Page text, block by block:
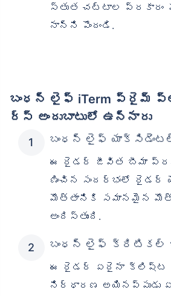
స్తుత చట్టాల ప్రకారం
నాన్ని పొందండి.
బంధన్ లైఫ్ iTerm ప్రైమ్ ప్లాన్ కింద రైడ
ర్స్ అందుబాటులో ఉన్నారు
బంధన్ లైఫ్
ఈ రైడర్ జీవిత బీమా
ణించిన సందర్భంలో
మొత్తానికి సమానమైన
అందిస్తుంది.
బంధన్ లైఫ్
ఈ రైడర్ ఏదైనా క్లిష్ట
నిర్ధారణ అయినప్పుడు